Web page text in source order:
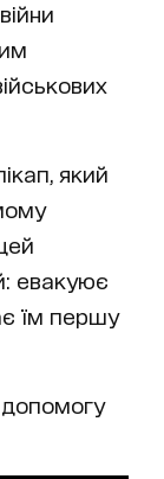
який
евакуює
їм першу
допомогу